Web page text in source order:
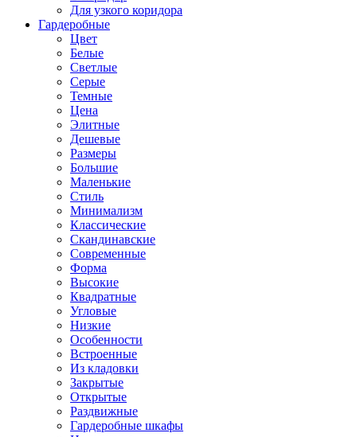
Для узкого коридора
Гардеробные
Цвет
Белые
Светлые
Серые
Темные
Цена
Элитные
Дешевые
Размеры
Большие
Маленькие
Стиль
Минимализм
Классические
Скандинавские
Современные
Форма
Высокие
Квадратные
Угловые
Низкие
Особенности
Встроенные
Из кладовки
Закрытые
Открытые
Раздвижные
Гардеробные шкафы